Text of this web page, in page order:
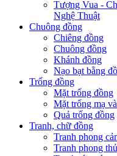
Tượng Vua -
Nghệ Thuật
Chuông đồng
Chiêng đồng
Chuông đồng
Khánh đồng
Nạo bạt bằng
Trống đồng
Mặt trống đồng
Mặt trống mạ
Quả trống đồng
Tranh, chữ đồng
Tranh phong
Tranh phong